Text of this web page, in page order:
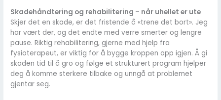
Skadehåndtering og rehabilitering – når uhellet er ute
Skjer det en skade, er det fristende å «trene det bort». Jeg
har vært der, og det endte med verre smerter og lengre
pause. Riktig rehabilitering, gjerne med hjelp fra
fysioterapeut, er viktig for å bygge kroppen opp igjen. Å gi
skaden tid til å gro og følge et strukturert program hjelper
deg å komme sterkere tilbake og unngå at problemet
gjentar seg.